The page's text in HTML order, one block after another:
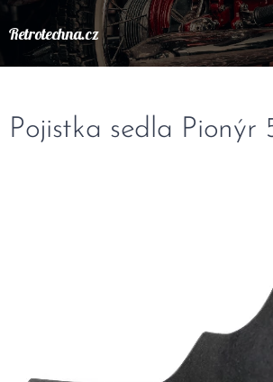
Retrotechna.cz
Pojistka sedla Pionýr